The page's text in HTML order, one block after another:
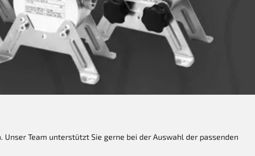
Team unterstützt Sie gerne bei der Auswahl der passenden